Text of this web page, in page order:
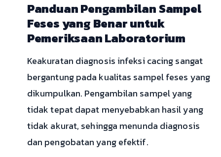
Panduan Pengambilan Sampel
Feses yang Benar untuk
Pemeriksaan Laboratorium
Keakuratan diagnosis infeksi cacing sangat
bergantung pada kualitas sampel feses yang
dikumpulkan. Pengambilan sampel yang
tidak tepat dapat menyebabkan hasil yang
tidak akurat, sehingga menunda diagnosis
dan pengobatan yang efektif.